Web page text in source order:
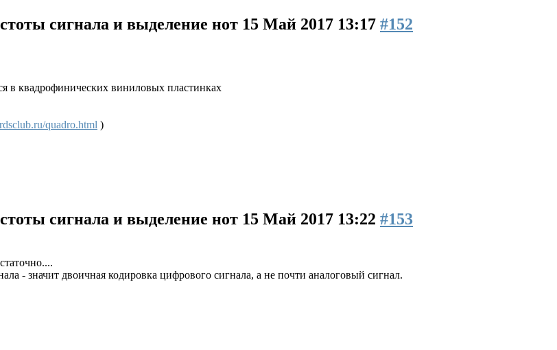
сигнала и выделение нот 15 Май 2017 13:17 #152
в квадрофинических виниловых пластинках
quadro.html )
сигнала и выделение нот 15 Май 2017 13:22 #153
- значит двоичная кодировка цифрового сигнала, а не почти аналоговый сигнал.